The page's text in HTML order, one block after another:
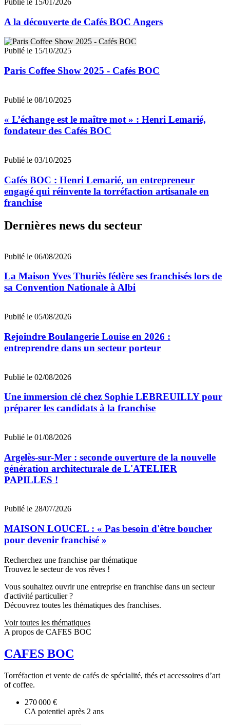
A la découverte de Cafés BOC Angers
Publié le 15/10/2025
Paris Coffee Show 2025 - Cafés BOC
Publié le 08/10/2025
« L’échange est le maître mot » : Henri Lemarié,
fondateur des Cafés BOC
Publié le 03/10/2025
Cafés BOC : Henri Lemarié, un entrepreneur
engagé qui réinvente la torréfaction artisanale en
franchise
Dernières news du secteur
Publié le 06/08/2026
La Maison Yves Thuriès fédère ses franchisés lors de
sa Convention Nationale à Albi
Publié le 05/08/2026
Rejoindre Boulangerie Louise en 2026 :
entreprendre dans un secteur porteur
Publié le 02/08/2026
Une immersion clé chez Sophie LEBREUILLY pour
préparer les candidats à la franchise
Publié le 01/08/2026
Argelès-sur-Mer : seconde ouverture de la nouvelle
génération architecturale de L'ATELIER
PAPILLES !
Publié le 28/07/2026
MAISON LOUCEL : « Pas besoin d'être boucher
pour devenir franchisé »
Recherchez une franchise par thématique
Trouvez le secteur de vos rêves !
Vous souhaitez ouvrir une entreprise en franchise dans un secteur
d'activité particulier ?
Découvrez toutes les thématiques des franchises.
Voir toutes les thématiques
A propos de CAFES BOC
CAFES BOC
Torréfaction et vente de cafés de spécialité, thés et accessoires d’art
of coffee.
270 000 €
CA potentiel après 2 ans